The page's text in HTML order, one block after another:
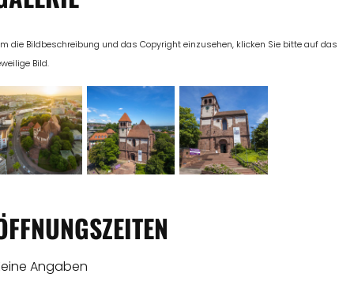
die Bildbeschreibung und das Copyright einzusehen, klicken Sie bitte auf das
Bild.
Angaben